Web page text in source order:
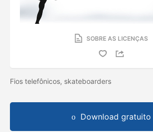
SOBRE AS LICENÇAS
Fios telefônicos, skateboarders
Download gratuito